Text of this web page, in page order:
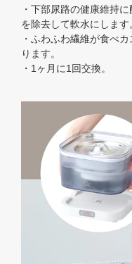
・下部尿路の健康維持
を除去して軟水にします
・ふわふわ繊維が食べ
ります。
・1ヶ月に1回交換。